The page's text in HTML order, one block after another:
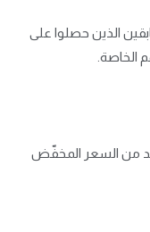
الذين حصلوا على
الخاصة.
من السعر المخفّض